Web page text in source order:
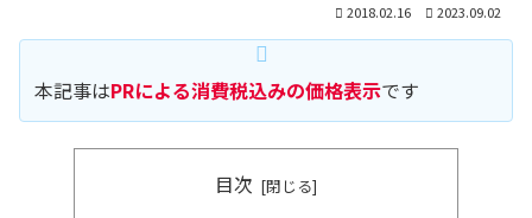
2018.02.16 2023.09.02
本記事はPRによる消費税込みの価格表示です
目次